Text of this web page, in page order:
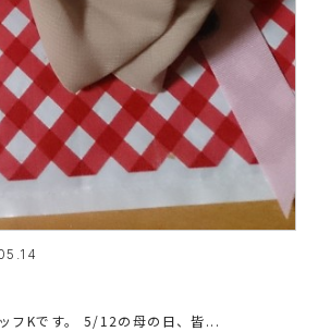
フKです。 5/12の母の日、皆...